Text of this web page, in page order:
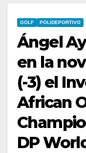
GOLF POLIDEPORTIVO
Ángel
en la
(-3) el
African
DP